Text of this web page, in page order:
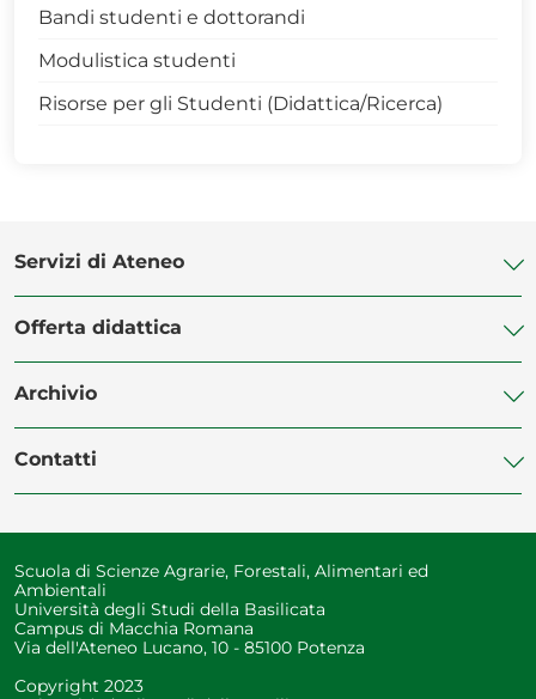
Bandi studenti e dottorandi
Modulistica studenti
Risorse per gli Studenti (Didattica/Ricerca)
Servizi di Ateneo
Biblioteca di Ateneo
Centro Linguistico di Ateneo
Centro Servizi Informatici
Offerta didattica
Vademecum-ERASMUS (SAFE)
Corsi di Laurea
Dottorato di Ricerca
Master
Programma Erasmus
Archivio
Manifesto degli Studi
Il Germoplasma Olivicolo Meridionale
Trenta Anni di Storia
Contatti
Rubrica Telefonica
Segreteria Studenti
Ufficio Tirocini
Ufficio Placement
Scuola di Scienze Agrarie, Forestali, Alimentari ed
Ambientali
Università degli Studi della Basilicata
Campus di Macchia Romana
Via dell'Ateneo Lucano, 10 - 85100 Potenza
Copyright 2023